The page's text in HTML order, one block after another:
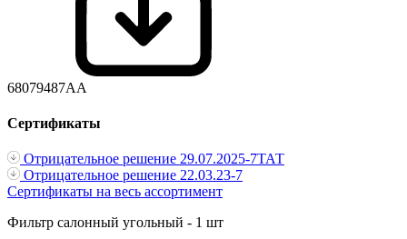
68079487AA
Сертификаты
Отрицательное решение 29.07.2025-7ТАТ
Отрицательное решение 22.03.23-7
Сертификаты на весь ассортимент
Фильтр салонный угольный - 1 шт